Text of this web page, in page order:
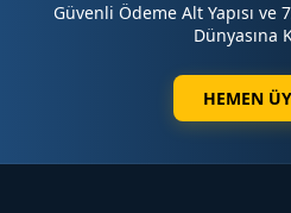
Güvenli Ödeme Alt Yapısı ve
Dünyasına
HEMEN